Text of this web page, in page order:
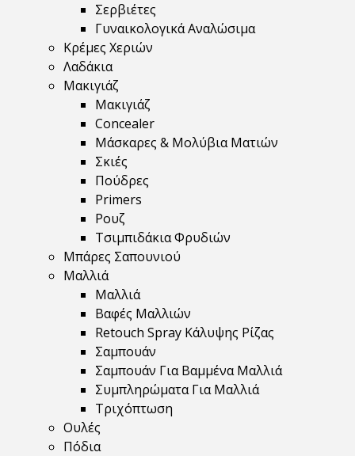
Σερβιέτες
Γυναικολογικά Αναλώσιμα
Κρέμες Χεριών
Λαδάκια
Μακιγιάζ
Μακιγιάζ
Concealer
Μάσκαρες & Μολύβια Ματιών
Σκιές
Πούδρες
Primers
Ρουζ
Τσιμπιδάκια Φρυδιών
Μπάρες Σαπουνιού
Μαλλιά
Μαλλιά
Βαφές Μαλλιών
Retouch Spray Κάλυψης Ρίζας
Σαμπουάν
Σαμπουάν Για Βαμμένα Μαλλιά
Συμπληρώματα Για Μαλλιά
Τριχόπτωση
Ουλές
Πόδια